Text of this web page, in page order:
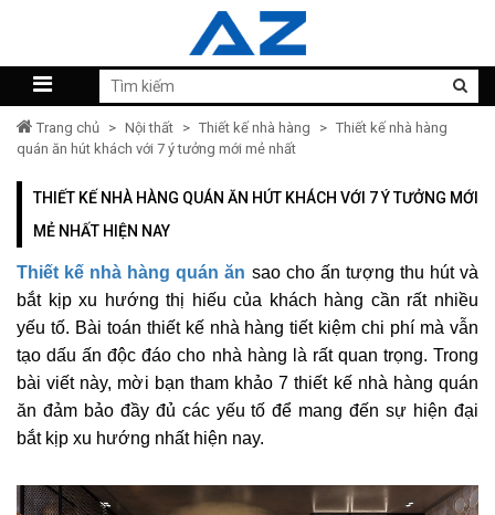
Trang chủ > Nội thất > Thiết kế nhà hàng > Thiết kế nhà hàng
quán ăn hút khách với 7 ý tưởng mới mẻ nhất
THIẾT KẾ NHÀ HÀNG QUÁN ĂN HÚT KHÁCH VỚI 7 Ý TƯỞNG MỚI
MẺ NHẤT HIỆN NAY
Thiết kế nhà hàng quán ăn sao cho ấn tượng thu hút và
bắt kịp xu hướng thị hiếu của khách hàng cần rất nhiều
yếu tố. Bài toán thiết kế nhà hàng tiết kiệm chi phí mà vẫn
tạo dấu ấn độc đáo cho nhà hàng là rất quan trọng. Trong
bài viết này, mời bạn tham khảo 7 thiết kế nhà hàng quán
ăn đảm bảo đầy đủ các yếu tố để mang đến sự hiện đại
bắt kịp xu hướng nhất hiện nay.